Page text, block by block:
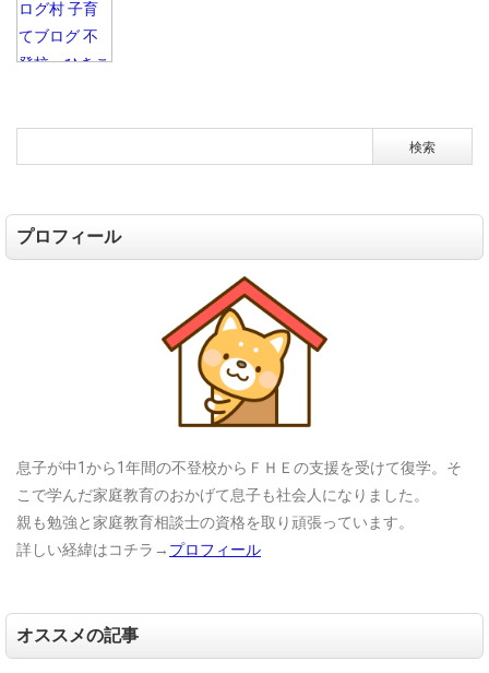
プロフィール
息子が中1から1年間の不登校からＦＨＥの支援を受けて復学。そ
こで学んだ家庭教育のおかげて息子も社会人になりました。
親も勉強と家庭教育相談士の資格を取り頑張っています。
詳しい経緯はコチラ→ プロフィール
オススメの記事